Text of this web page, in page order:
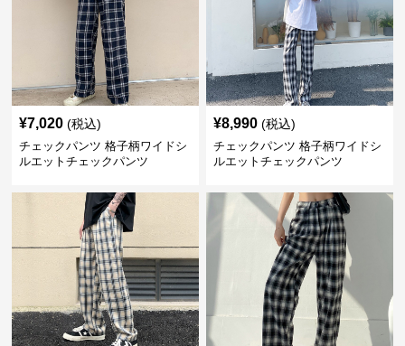
¥7,020 (税込)
チェックパンツ 格子柄ワイドシ
ルエットチェックパンツ
¥8,990 (税込)
チェックパンツ 格子柄ワイドシ
ルエットチェックパンツ